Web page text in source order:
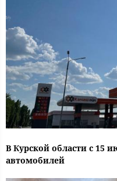
В Курской области с 15
автомобилей